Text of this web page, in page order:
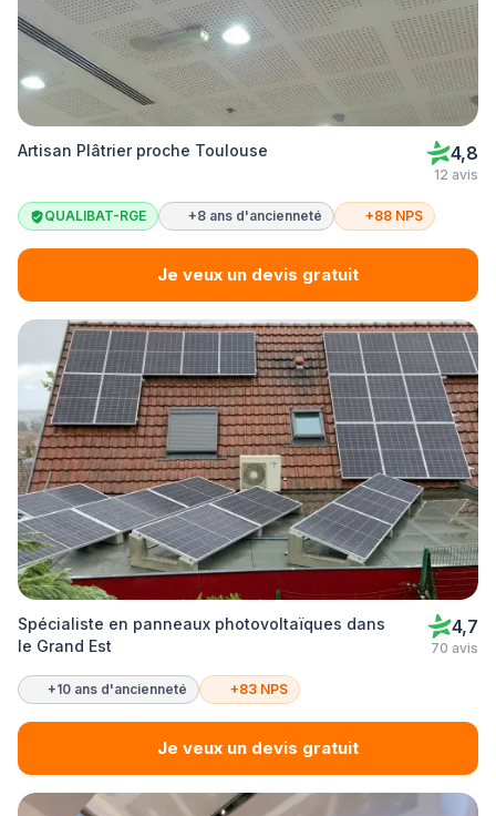
Artisan Plâtrier proche Toulouse 4,8
12 avis
QUALIBAT-RGE +8 ans d'ancienneté +88 NPS
Je veux un devis gratuit
Spécialiste en panneaux photovoltaïques dans
le Grand Est
4,7
70 avis
+10 ans d'ancienneté +83 NPS
Je veux un devis gratuit